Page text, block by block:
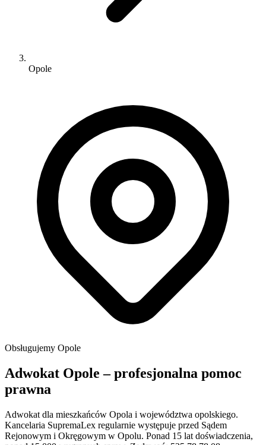
Opole
Obsługujemy Opole
Adwokat Opole – profesjonalna pomoc
prawna
Adwokat dla mieszkańców Opola i województwa opolskiego.
Kancelaria SupremaLex regularnie występuje przed Sądem
Rejonowym i Okręgowym w Opolu. Ponad 15 lat doświadczenia,